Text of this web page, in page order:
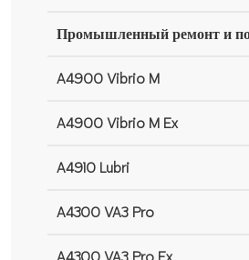
Промышленный ремонт и
A4900 Vibrio M
A4900 Vibrio M Ex
A4910 Lubri
A4300 VA3 Pro